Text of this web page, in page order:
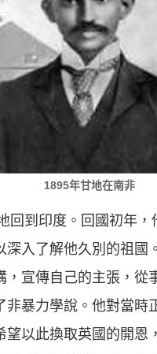
1895年甘地在南非
回到印度。回國初年，
深入了解他久別的祖國
，宣傳自己的主張，從
非暴力學說。他對當時
望以此換取英國的開恩